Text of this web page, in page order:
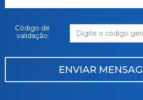
Código de
validação: